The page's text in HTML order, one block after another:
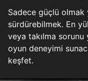
Sadece güçlü
sürdürebilmek. En
veya takılma sorunu
oyun deneyimi
keşfet.